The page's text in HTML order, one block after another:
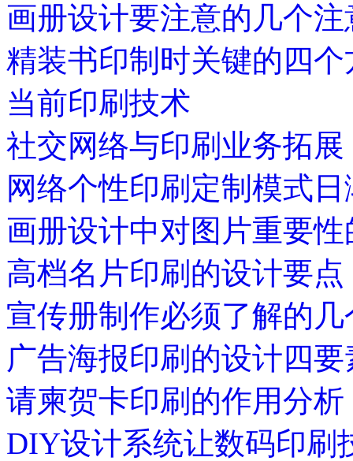
画册设计要注意的几个注
精装书印制时关键的四个
当前印刷技术
社交网络与印刷业务拓展
网络个性印刷定制模式
画册设计中对图片重要性
高档名片印刷的设计要点
宣传册制作必须了解的几
广告海报印刷的设计四要
请柬贺卡印刷的作用分析
DIY设计系统让数码印刷